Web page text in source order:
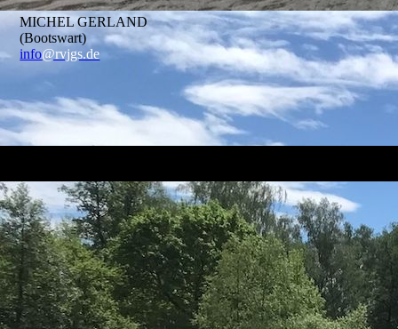
MICHEL GERLAND
(Bootswart)
info@rvjgs.de